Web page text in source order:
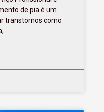
de pia é um
transtornos como